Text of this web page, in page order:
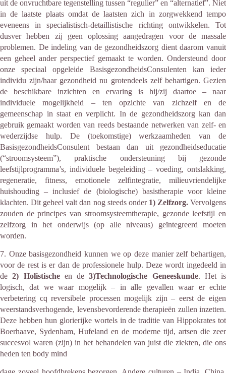
uit de onvruchtbare tegenstelling tussen “regulier” en “alternatief”. Niet
in de laatste plaats omdat de laatsten zich in zorgwekkend tempo
eveneens in specialistisch-detaillistische richting ontwikkelen. Tot
dusver hebben zij geen oplossing aangedragen voor de massale
problemen. De indeling van de gezondheidszorg dient daarom vanuit
een geheel ander perspectief gemaakt te worden. Ondersteund door
onze speciaal opgeleide BasisgezondheidsConsulenten kan ieder
individu zijn/haar gezondheid nu grotendeels zelf behartigen. Gezien
de beschikbare inzichten en ervaring is hij/zij daartoe – naar
individuele mogelijkheid – ten opzichte van zichzelf en de
gemeenschap in staat en verplicht. In de gezondheidszorg kan dan
gebruik gemaakt worden van reeds bestaande netwerken van zelf- en
wederzijdse hulp. De (toekomstige) werkzaamheden van de
BasisgezondheidsConsulent bestaan dan uit gezondheidseducatie
(“stroomsysteem”), praktische ondersteuning bij gezonde
leefstijlprogramma’s, individuele begeleiding – voeding, ontslakking,
regeneratie, fitness, emotionele zelfintegratie, milieuvriendelijke
huishouding – inclusief de (biologische) basistherapie voor kleine
klachten. Dit geheel valt dan nog steeds onder 1) Zelfzorg. Vervolgens
zouden de principes van stroomsysteemtherapie, gezonde leefstijl en
zelfzorg in het onderwijs (op alle niveaus) geïntegreerd moeten
worden.
7. Onze basisgezondheid kunnen we op deze manier zelf behartigen,
voor de rest is er dan de professionele hulp. Deze wordt ingedeeld in
de2) Holistische en de 3)Technologische Geneeskunde. Het is
logisch, dat we waar mogelijk – in alle gevallen waar er echte
verbetering cq reversibele processen mogelijk zijn – eerst de eigen
weerstandsverhogende, levensbevorderende therapieën zullen inzetten.
Deze hebben hun glorierijke wortels in de traditie van Hippokrates tot
Boerhaave, Sydenham, Hufeland en de moderne tijd, artsen die zeer
succesvol waren (zijn) in het behandelen van juist die ziekten, die ons
heden ten body mind